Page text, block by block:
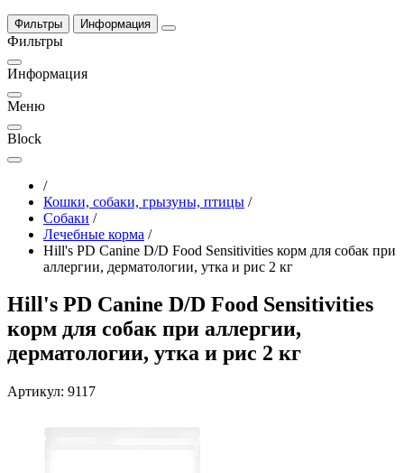
Фильтры Информация
Фильтры
Информация
Меню
Block
/
Кошки, собаки, грызуны, птицы /
Собаки /
Лечебные корма /
Hill's PD Canine D/D Food Sensitivities корм для собак при
аллергии, дерматологии, утка и рис 2 кг
Hill's PD Canine D/D Food Sensitivities
корм для собак при аллергии,
дерматологии, утка и рис 2 кг
Артикул: 9117